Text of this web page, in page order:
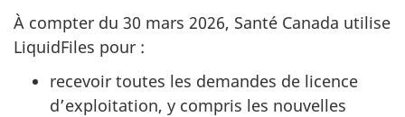
À compter du 30 mars 2026, Santé Canada utilise
LiquidFiles pour :
recevoir toutes les demandes de licence
d’exploitation, y compris les nouvelles